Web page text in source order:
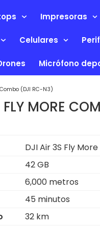
Impresoras
Celulares
Micrófono
(DJI RC-N3)
MORE
DJI Air 3S Fly
42 GB
6,000 metros
45 minutos
32 km